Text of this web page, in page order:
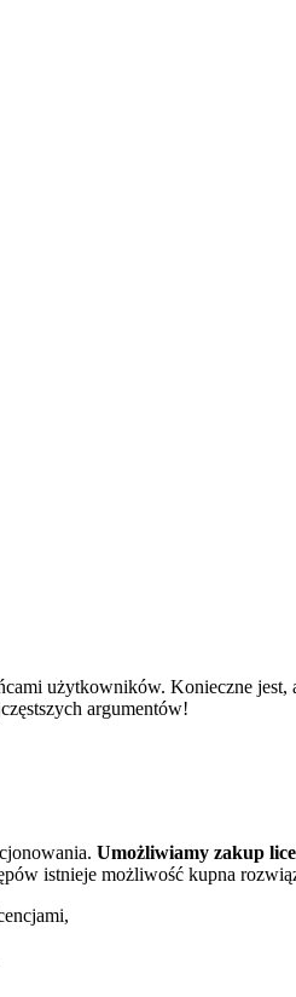
użytkowników. Konieczne jest,
argumentów!
Umożliwiamy zakup
istnieje możliwość kupna